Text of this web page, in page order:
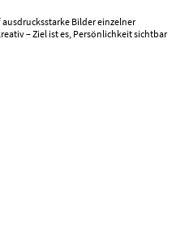
Bilder einzelner
– Ziel ist es, Persönlichkeit sichtbar